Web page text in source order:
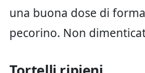
una buona dose di
pecorino. Non